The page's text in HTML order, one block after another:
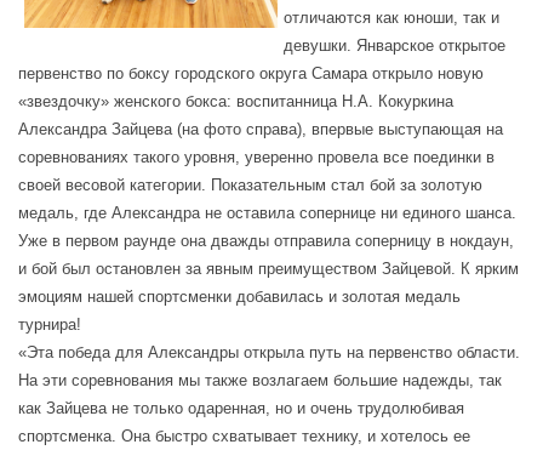
отличаются как юноши, так и
девушки. Январское открытое
первенство по боксу городского округа Самара открыло новую
«звездочку» женского бокса: воспитанница Н.А. Кокуркина
Александра Зайцева (на фото справа), впервые выступающая на
соревнованиях такого уровня, уверенно провела все поединки в
своей весовой категории. Показательным стал бой за золотую
медаль, где Александра не оставила сопернице ни единого шанса.
Уже в первом раунде она дважды отправила соперницу в нокдаун,
и бой был остановлен за явным преимуществом Зайцевой. К ярким
эмоциям нашей спортсменки добавилась и золотая медаль
турнира!
«Эта победа для Александры открыла путь на первенство области.
На эти соревнования мы также возлагаем большие надежды, так
как Зайцева не только одаренная, но и очень трудолюбивая
спортсменка. Она быстро схватывает технику, и хотелось ее